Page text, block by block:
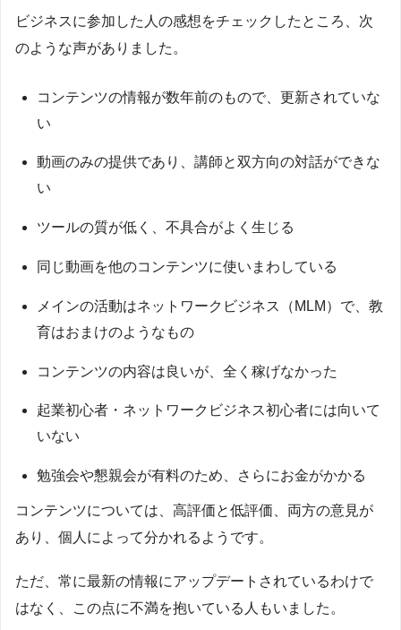
ビジネスに参加した人の感想をチェックしたところ、次
のような声がありました。
コンテンツの情報が数年前のもので、更新されていな
い
動画のみの提供であり、講師と双方向の対話ができな
い
ツールの質が低く、不具合がよく生じる
同じ動画を他のコンテンツに使いまわしている
メインの活動はネットワークビジネス（MLM）で、教
育はおまけのようなもの
コンテンツの内容は良いが、全く稼げなかった
起業初心者・ネットワークビジネス初心者には向いて
いない
勉強会や懇親会が有料のため、さらにお金がかかる
コンテンツについては、高評価と低評価、両方の意見が
あり、個人によって分かれるようです。
ただ、常に最新の情報にアップデートされているわけで
はなく、この点に不満を抱いている人もいました。